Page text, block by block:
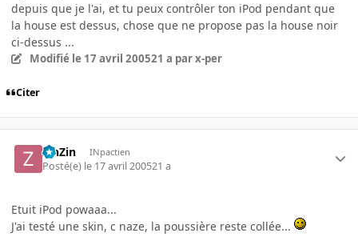
depuis que je l'ai, et tu peux contrôler ton iPod pendant que
la house est dessus, chose que ne propose pas la house noir
ci-dessus ...
Modifié le 17 avril 200521 a par x-per
Citer
ZinZin INpactien
Posté(e) le 17 avril 200521 a
Etuit iPod powaaa...
J'ai testé une skin, c naze, la poussière reste collée...